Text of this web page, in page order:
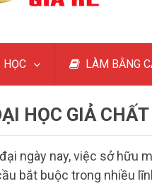
HỌC LÀM BẰNG
HỌC GIẢ
ngày nay, việc sở hữu
bắt buộc trong nhiều